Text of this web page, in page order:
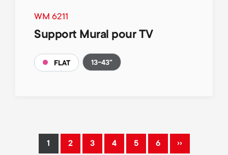
WM 6211
Support Mural pour TV
FLAT 13-43"
Pagination
Current
1 Page
2 Page
3 Page
4 Page
5 Page
6 ››